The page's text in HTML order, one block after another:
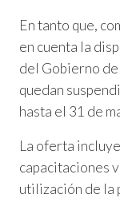
En tanto que,
en cuenta la
del Gobierno
quedan
hasta el 31 de
La oferta
capacitaciones
utilización de la